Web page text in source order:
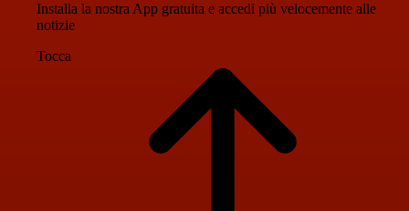
Installa la nostra App gratuita e accedi più velocemente alle
notizie
Tocca